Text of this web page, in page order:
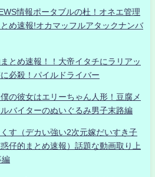
情報ポータブルの杜！オネエ管理
め速報!オカマッフルアタックナンバ
とめ速報！！大帝イタチにラリアッ
必殺！パイルドライバー
の彼女はエリーちゃん人形！豆腐メ
バイターのぬいぐるみ男子末路編
す（デカい強い2次元嫁だいすき子
仔的まとめ速報）話題な動画取り上
編